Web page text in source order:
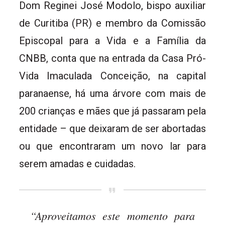
Dom Reginei José Modolo, bispo auxiliar
de Curitiba (PR) e membro da Comissão
Episcopal para a Vida e a Família da
CNBB, conta que na entrada da Casa Pró-
Vida Imaculada Conceição, na capital
paranaense, há uma árvore com mais de
200 crianças e mães que já passaram pela
entidade – que deixaram de ser abortadas
ou que encontraram um novo lar para
serem amadas e cuidadas.
“Aproveitamos este momento para